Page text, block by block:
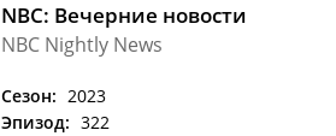
NBC: Вечерние новости
NBC Nightly News
Сезон: 2023
Эпизод: 322